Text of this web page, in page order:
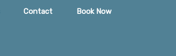
Contact Book Now